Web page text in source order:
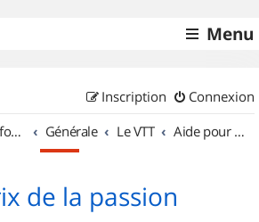
Menu
Connexion
Inscription
Accueil forum Générale Le VTT Aide pour l'achat d'un VTT
de la passion